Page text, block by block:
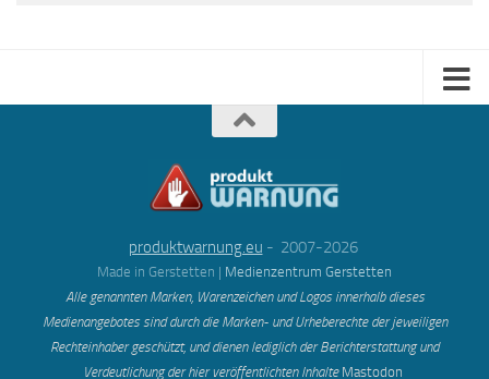
produktwarnung.eu - 2007-2026
Made in Gerstetten | Medienzentrum Gerstetten
Alle genannten Marken, Warenzeichen und Logos innerhalb dieses
Medienangebotes sind durch die Marken- und Urheberechte der jeweiligen
Rechteinhaber geschützt, und dienen lediglich der Berichterstattung und
Verdeutlichung der hier veröffentlichten Inhalte Mastodon